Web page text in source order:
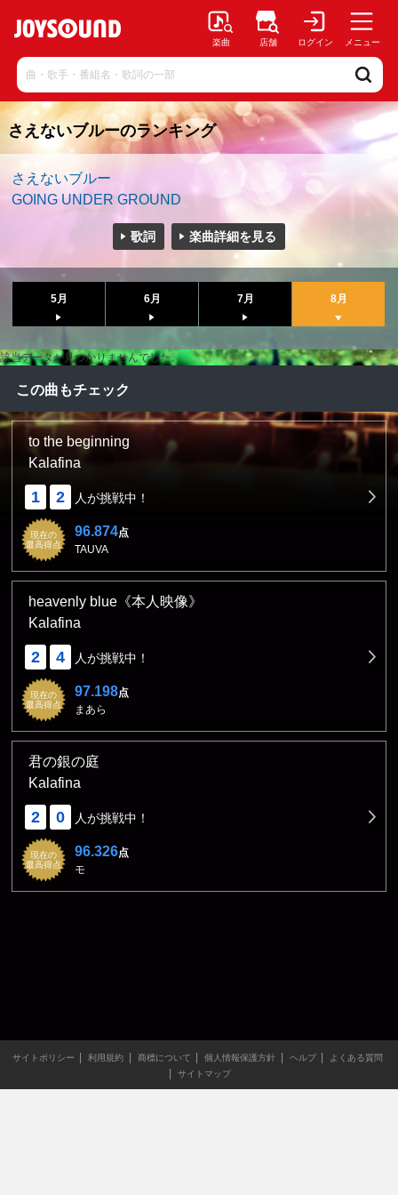
楽曲 店舗 ログイン メニュー
さえないブルーのランキング
さえないブルー
GOING UNDER GROUND
歌詞 楽曲詳細を見る
5月 6月 7月 8月
該当データが見つかりませんでした。
この曲もチェック
to the beginning
Kalafina
1 2 人が挑戦中！
現在の
最高得点
96.874点
TAUVA
heavenly blue《本人映像》
Kalafina
2 4 人が挑戦中！
現在の
最高得点
97.198点
まあら
君の銀の庭
Kalafina
2 0 人が挑戦中！
現在の
最高得点
96.326点
モ
サイトポリシー 利用規約 商標について 個人情報保護方針 ヘルプ
よくある質問
サイトマップ